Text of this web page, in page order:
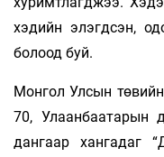
хэдийн элэгдсэн,
болоод буй.
Монгол Улсын
70, Улаанбаатарын
дангаар хангадаг